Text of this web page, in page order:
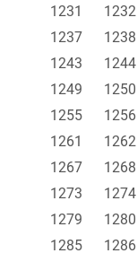
1231
1232
1237
1238
1243
1244
1249
1250
1255
1256
1261
1262
1267
1268
1273
1274
1279
1280
1285
1286